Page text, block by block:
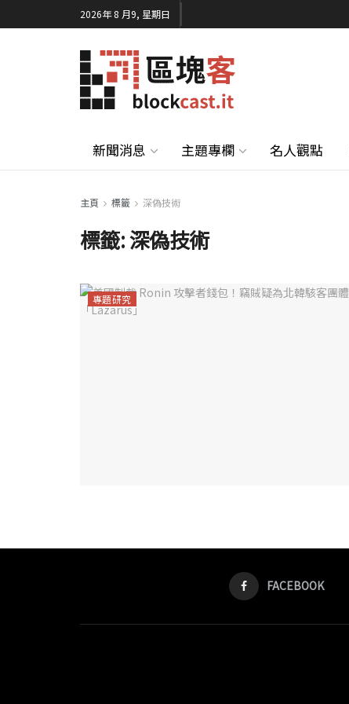
2026年 8 月9, 星期日
新聞消息 主題專欄 名人觀點
主頁 標籤 深偽技術
標籤:深偽技術
專題研究
FACEBOOK